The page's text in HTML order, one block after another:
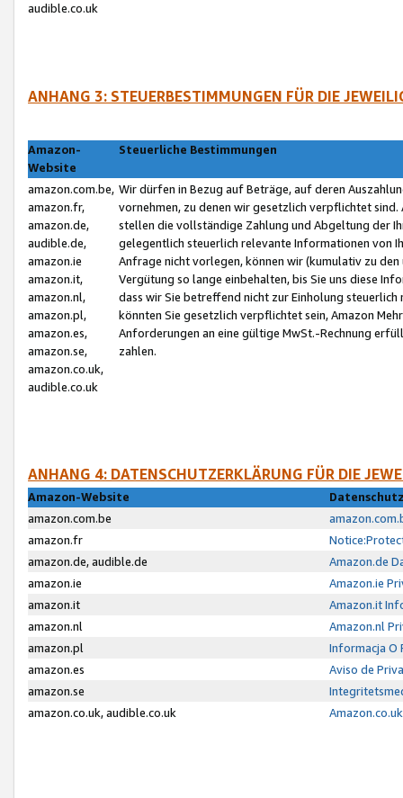
audible.co.uk
ANHANG 3: STEUERBESTIMMUNGEN FÜR DIE
Amazon-
Website
Steuerliche Bestimmungen
amazon.com.be,
amazon.fr,
amazon.de,
audible.de,
amazon.ie
amazon.it,
amazon.nl,
amazon.pl,
amazon.es,
amazon.se,
amazon.co.uk,
audible.co.uk
Wir dürfen in Bezug auf Beträge, auf deren
vornehmen, zu denen wir gesetzlich verpflichtet
stellen die vollständige Zahlung und Abgeltung der
gelegentlich steuerlich relevante Informationen von
Anfrage nicht vorlegen, können wir (kumulativ zu
Vergütung so lange einbehalten, bis Sie uns diese
dass wir Sie betreffend nicht zur Einholung
könnten Sie gesetzlich verpflichtet sein, Amazon
Anforderungen an eine gültige MwSt.-Rechnung
zahlen.
ANHANG 4: DATENSCHUTZERKLÄRUNG FÜR DIE
Amazon-Website
amazon.com.be
amazon.fr
amazon.de, audible.de
Amazon.de
amazon.ie
Amazon.ie
amazon.it
Amazon.it
amazon.nl
Amazon.nl
amazon.pl
Informacja O
amazon.es
Aviso de
amazon.se
amazon.co.uk, audible.co.uk